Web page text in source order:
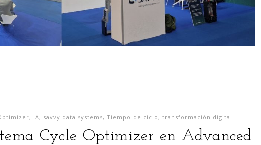
, IA, savvy data systems, Tiempo de ciclo , transformación digital
Cycle Optimizer en Advanced